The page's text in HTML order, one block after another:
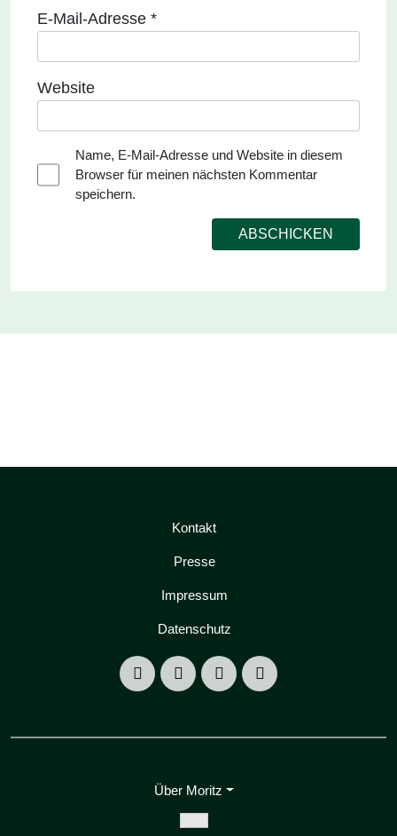
E-Mail-Adresse *
Website
Name, E-Mail-Adresse und Website in diesem
Browser für meinen nächsten Kommentar
speichern.
Kontakt
Presse
Impressum
Datenschutz
Über Moritz
Zeige